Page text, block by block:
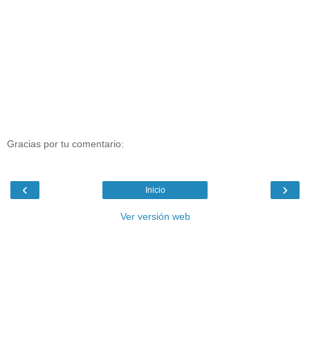
Gracias por tu comentario:
‹ ›
Inicio
Ver versión web